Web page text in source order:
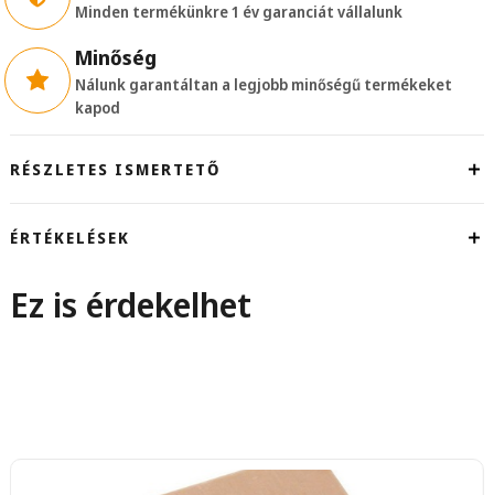
Minden termékünkre 1 év garanciát vállalunk
Minőség
Nálunk garantáltan a legjobb minőségű termékeket
kapod
RÉSZLETES ISMERTETŐ
ÉRTÉKELÉSEK
Ez is érdekelhet